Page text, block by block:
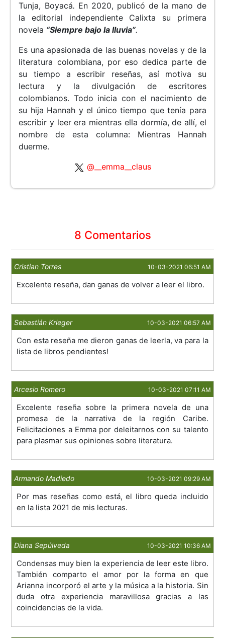
Tunja, Boyacá. En 2020, publicó de la mano de
la editorial independiente Calixta su primera
novela “Siempre bajo la lluvia”.
Es una apasionada de las buenas novelas y de la
literatura colombiana, por eso dedica parte de
su tiempo a escribir reseñas, así motiva su
lectura y la divulgación de escritores
colombianos. Todo inicia con el nacimiento de
su hija Hannah y el único tiempo que tenía para
escribir y leer era mientras ella dormía, de allí, el
nombre de esta columna: Mientras Hannah
duerme.
@__emma__claus
8 Comentarios
Cristian Torres 10-03-2021 06:51 AM
Excelente reseña, dan ganas de volver a leer el libro.
Sebastián Krieger 10-03-2021 06:57 AM
Con esta reseña me dieron ganas de leerla, va para la
lista de libros pendientes!
Arcesio Romero 10-03-2021 07:11 AM
Excelente reseña sobre la primera novela de una
promesa de la narrativa de la región Caribe.
Felicitaciones a Emma por deleitarnos con su talento
para plasmar sus opiniones sobre literatura.
Armando Madiedo 10-03-2021 09:29 AM
Por mas reseñas como está, el libro queda incluido
en la lista 2021 de mis lecturas.
Diana Sepúlveda 10-03-2021 10:36 AM
Condensas muy bien la experiencia de leer este libro.
También comparto el amor por la forma en que
Arianna incorporó el arte y la música a la historia. Sin
duda otra experiencia maravillosa gracias a las
coincidencias de la vida.